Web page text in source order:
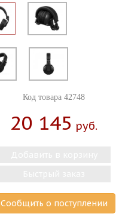
Код товара 42748
20 145 Руб.
Сообщить о поступлении